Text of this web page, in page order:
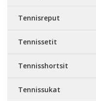
Tennisreput
Tennissetit
Tennisshortsit
Tennissukat